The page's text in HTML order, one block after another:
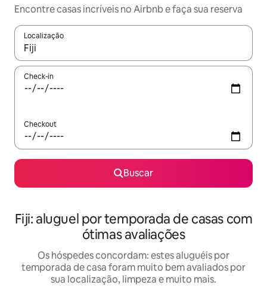
Encontre casas incríveis no Airbnb e faça sua reserva
Localização
Quando os resultados estiverem disponíveis, explore-os
Check-in
Checkout
Buscar
Fiji: aluguel por temporada de casas com
ótimas avaliações
Os hóspedes concordam: estes aluguéis por
temporada de casa foram muito bem avaliados por
sua localização, limpeza e muito mais.